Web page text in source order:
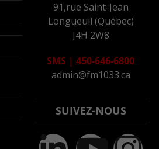
91,rue Saint-Jean
Longueuil (Québec)
J4H 2W8
SMS | 450-646-6800
admin@fm1033.ca
SUIVEZ-NOUS